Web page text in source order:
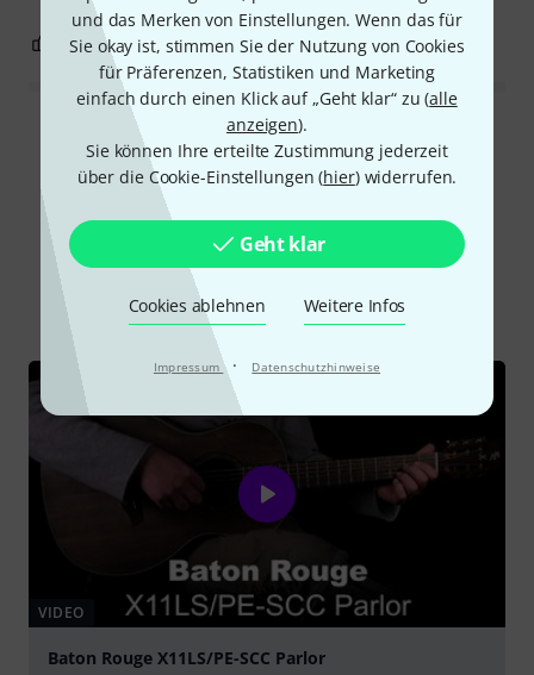
und das Merken von Einstellungen. Wenn das für
Sie okay ist, stimmen Sie der Nutzung von Cookies
für Präferenzen, Statistiken und Marketing
einfach durch einen Klick auf „Geht klar“ zu (alle
anzeigen).
Sie können Ihre erteilte Zustimmung jederzeit
über die Cookie-Einstellungen (hier) widerrufen.
Geht klar
Cookies ablehnen Weitere Infos
Impressum · Datenschutzhinweise
0 BEWERTUNG MELDEN
Alle Bewertungen lesen
Schon gewusst?
Videos Ratgeber Testberichte
VIDEO
Baton Rouge X11LS/PE-SCC Parlor